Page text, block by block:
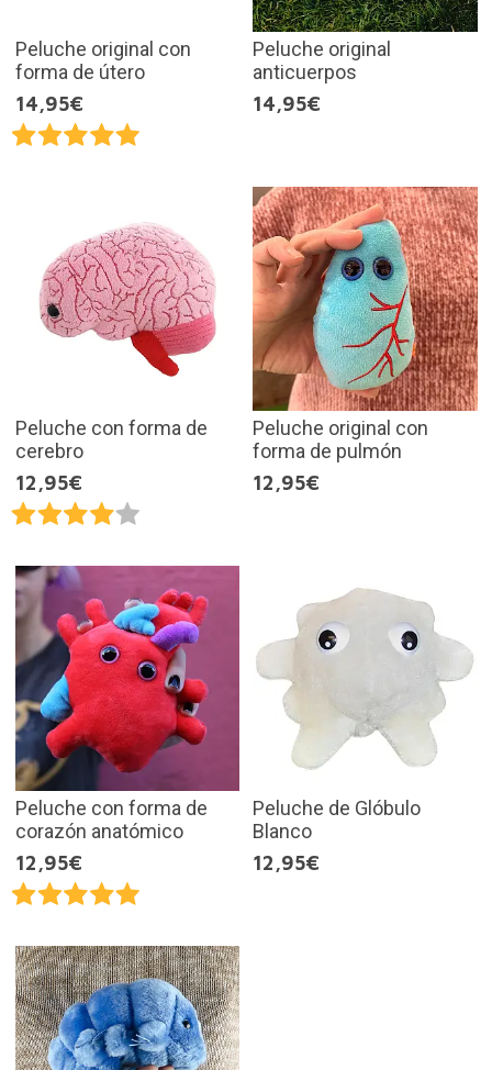
Peluche original con
forma de útero
14,95€
Peluche original
anticuerpos
14,95€
Peluche con forma de
cerebro
12,95€
Peluche original con
forma de pulmón
12,95€
Peluche con forma de
corazón anatómico
12,95€
Peluche de Glóbulo
Blanco
12,95€